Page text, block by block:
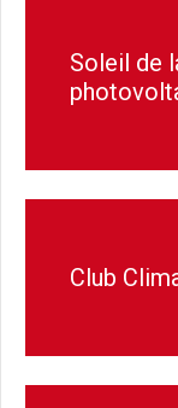
Soleil de
Club